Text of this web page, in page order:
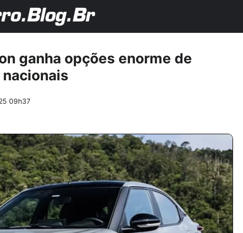
ganha opções enorme de
09h37